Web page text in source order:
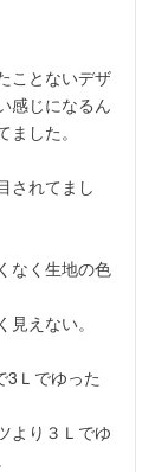
ことないデザ
感じになるん
した。
されてまし
なく生地の色
えない。
3Ｌでゆった
より３Ｌでゆ